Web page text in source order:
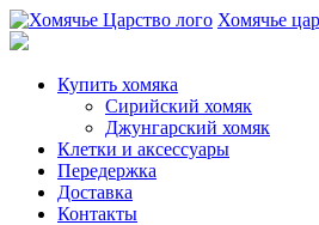
Хомячье
Купить хомяка
Сирийский хомяк
Джунгарский хомяк
Клетки и аксессуары
Передержка
Доставка
Контакты